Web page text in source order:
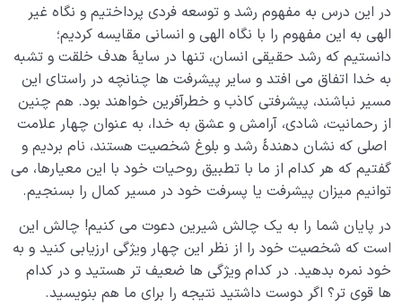
در این درس به مفهوم رشد و توسعه فردی پرداختیم و نگاه غیر
الهی به این مفهوم را با نگاه الهی و انسانی مقایسه کردیم؛
دانستیم که رشد حقیقی انسان، تنها در سایۀ هدف خلقت و تشبه
به خدا اتفاق می افتد و سایر پیشرفت ها چنانچه در راستای این
مسیر نباشند، پیشرفتی کاذب و خطرآفرین خواهند بود. هم چنین
از رحمانیت، شادی، آرامش و عشق به خدا، به عنوان چهار علامت
اصلی که نشان دهندۀ رشد و بلوغ شخصیت هستند، نام بردیم و
گفتیم که هر کدام از ما با تطبیق روحیات خود با این معیارها، می
توانیم میزان پیشرفت یا پسرفت خود در مسیر کمال را بسنجیم.
در پایان شما را به یک چالش شیرین دعوت می کنیم! چالش این
است که شخصیت خود را از نظر این چهار ویژگی ارزیابی کنید و به
خود نمره بدهید. در کدام ویژگی ها ضعیف تر هستید و در کدام
ها قوی تر؟ اگر دوست داشتید نتیجه را برای ما هم بنویسید.